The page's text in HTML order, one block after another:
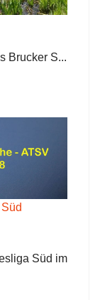
Brucker S...
Süd im